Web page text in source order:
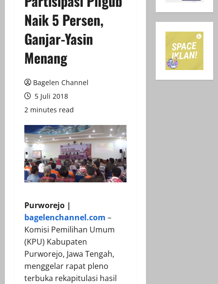
Naik 5 Persen,
Ganjar-Yasin
Menang
Bagelen Channel
5 Juli 2018
2 minutes read
Purworejo |
bagelenchannel.com –
Komisi Pemilihan Umum
(KPU) Kabupaten
Purworejo, Jawa Tengah,
menggelar rapat pleno
terbuka rekapitulasi hasil